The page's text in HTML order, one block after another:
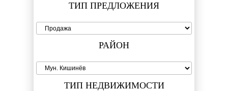
ТИП ПРЕДЛОЖЕНИЯ
РАЙОН
ТИП НЕДВИЖИМОСТИ